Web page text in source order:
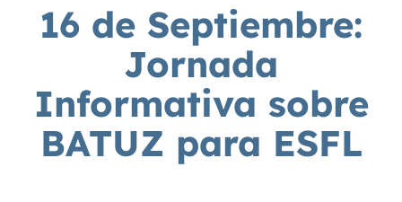
16 de Septiembre:
Jornada
Informativa sobre
BATUZ para ESFL